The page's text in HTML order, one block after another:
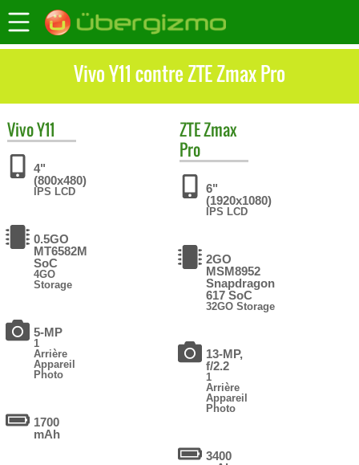
Vivo Y11 contre ZTE Zmax Pro
VivoY11
4"
(800x480)
IPS LCD
0.5GO
MT6582М
SoC
4GO
Storage
5-MP
1
Arrière
Appareil
Photo
1700
mAh
ZTEZmax
Pro
6"
(1920x1080)
IPS LCD
2GO
MSM8952
Snapdragon
617 SoC
32GO Storage
13-MP,
f/2.2
1
Arrière
Appareil
Photo
3400